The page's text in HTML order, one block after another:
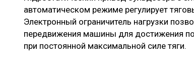
автоматическом режиме регулирует
Электронный ограничитель нагрузки
передвижения машины для достижения
при постоянной максимальной силе тяги.